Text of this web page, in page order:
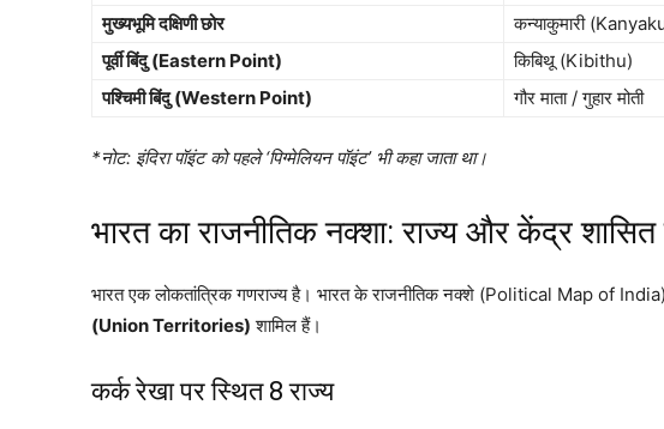
मुख्यभूमि दक्षिणी छोर
कन्याकुमारी
पूर्वी बिंदु (Eastern Point)
किबिथू (Kibithu)
पश्चिमी बिंदु (Western Point)
गौर माता / गुहार मोती
*नोट: इंदिरा पॉइंट को पहले ‘पिग्मेलियन पॉइंट’ भी कहा जाता था।
भारत का राजनीतिक नक्शा: राज्य और केंद्र
भारत एक लोकतांत्रिक गणराज्य है। भारत के राजनीतिक नक्शे (Political Map of
(Union Territories) शामिल हैं।
कर्क रेखा पर स्थित 8 राज्य